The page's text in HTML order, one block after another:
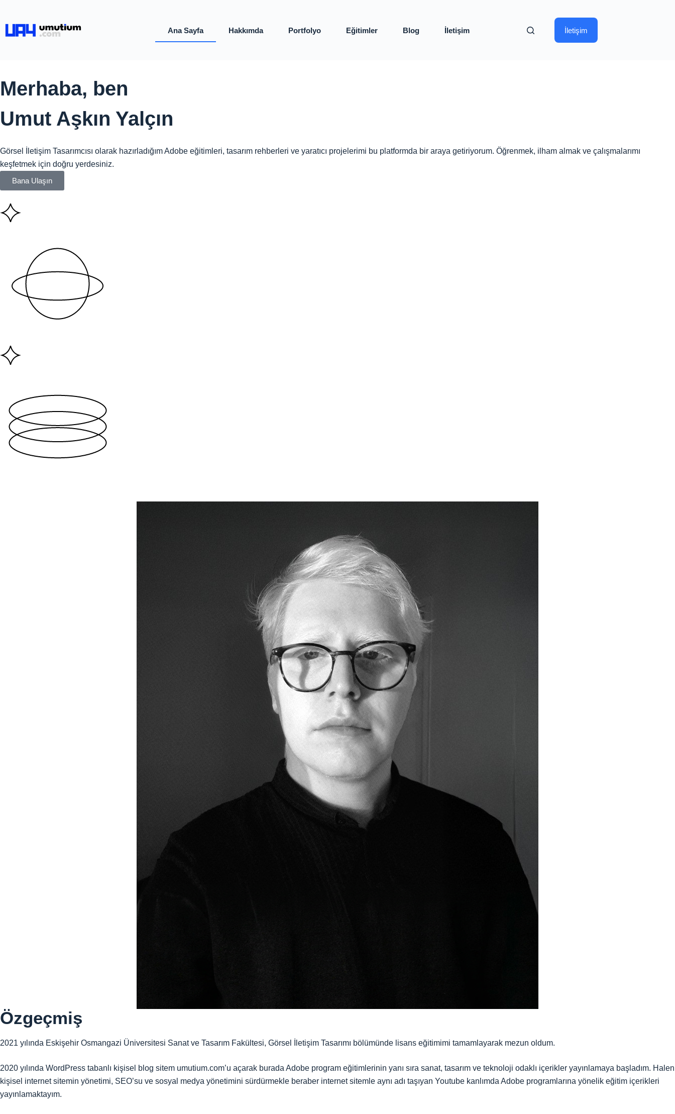
Ana Sayfa Hakkımda Portfolyo Eğitimler Blog İletişim İletişim
Merhaba, ben
Umut Aşkın Yalçın
Görsel İletişim Tasarımcısı olarak hazırladığım Adobe eğitimleri, tasarım rehberleri ve yaratıcı projelerimi bu platformda bir araya getiriyorum. Öğrenmek, ilham almak ve çalışmalarımı
keşfetmek için doğru yerdesiniz.
Bana Ulaşın
Özgeçmiş
2021 yılında Eskişehir Osmangazi Üniversitesi Sanat ve Tasarım Fakültesi, Görsel İletişim Tasarımı bölümünde lisans eğitimimi tamamlayarak mezun oldum.
2020 yılında WordPress tabanlı kişisel blog sitem umutium.com’u açarak burada Adobe program eğitimlerinin yanı sıra sanat, tasarım ve teknoloji odaklı içerikler yayınlamaya başladım. Halen
kişisel internet sitemin yönetimi, SEO’su ve sosyal medya yönetimini sürdürmekle beraber internet sitemle aynı adı taşıyan Youtube kanlımda Adobe programlarına yönelik eğitim içerikleri
yayınlamaktayım.